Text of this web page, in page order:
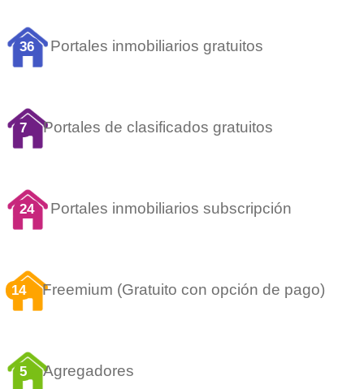
36 Portales inmobiliarios gratuitos
7 Portales de clasificados gratuitos
24 Portales inmobiliarios subscripción
14 Freemium (Gratuito con opción de pago)
5 Agregadores